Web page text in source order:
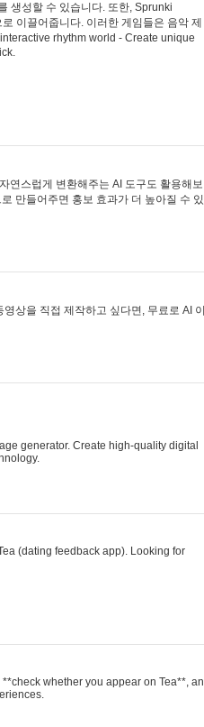
생성할 수 있습니다. 또한, Sprunki
이끌어줍니다. 이러한 게임들은 음악 제
rhythm world - Create unique
연스럽게 변환해주는 AI 도구도 활용해보
만들어주면 홍보 효과가 더 높아질 수 있
상을 직접 제작하고 싶다면, 무료로 AI 이
generator. Create high-quality digital
(dating feedback app). Looking for
whether you appear on Tea**, an